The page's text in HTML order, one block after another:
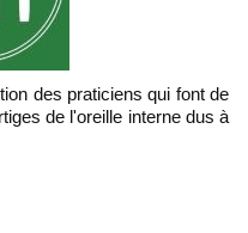
de l'oreille interne dus à